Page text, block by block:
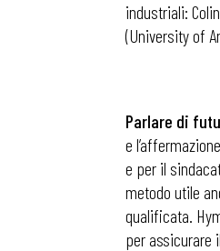
industriali:
(University of
Parlare di
e
e per il
metodo utile
qualificata.
per assicurare